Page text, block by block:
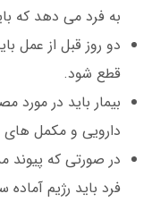
به فرد می دهد که
دو روز قبل از عمل
قطع شود.
بیمار باید در
دارویی و مکمل های
در صورتی که پیوند
فرد باید رژیم